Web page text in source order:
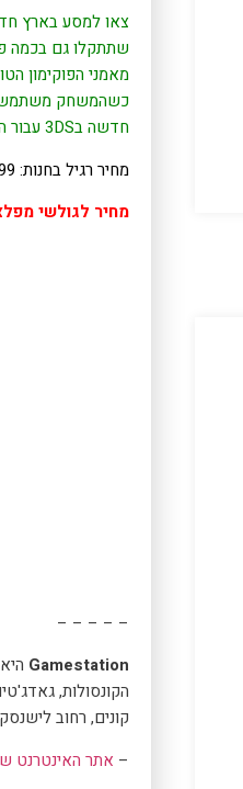
צאו למסע בארץ
שתתקלו גם בכמה
כשהמשחק משתמש
חדשה ב3DS עבור הNintendo 3DS!
מחיר רגיל בחנות: 299 ש"ח
מחיר לגולשי מפלצות כיס: 249
– – – – –
Gamestation
הקונסולות,
קונים, רחוב לישנסקי 10, טלפון 03-9626587. סניף מרכז צפון ממקום בהוד השרון, רחוב סוקולוב 11, טלפון 09-
– אתר האינטרנט